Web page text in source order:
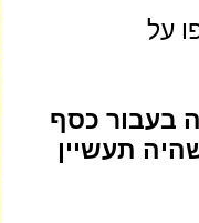
על
בעבור כסף
תעשיין